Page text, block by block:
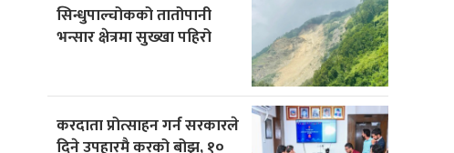
सिन्धुपाल्चोकको तातोपानी
भन्सार क्षेत्रमा सुख्खा पहिरो
करदाता प्रोत्साहन गर्न सरकारले
दिने उपहारमै करको बोझ, १०